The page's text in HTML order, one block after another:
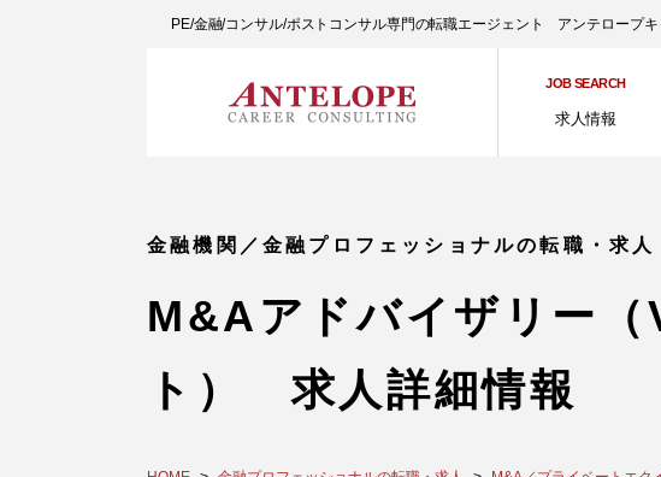
PE/金融/コンサル/ポストコンサル専門の転職エージェント アンテロープ
JOB SEARCH
求人情報
金融機関／金融プロフェッショナルの転職・求人
M&Aアドバイザリー
ト） 求人詳細情報